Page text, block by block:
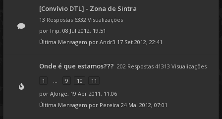
[Convívio DTL] - Zona de Sintra
13 Respostas 6332 Visualizações
por frip, 08 Jul 2012, 19:51
Última Mensagem por Andr3 17 Set 2012, 22:41
Onde é que estamos??? 202 Respostas 41313 Visualizações
1
... 9 10
11
por AJorge, 19 Abr 2011, 11:06
Última Mensagem por Pereira 24 Mai 2012, 07:01